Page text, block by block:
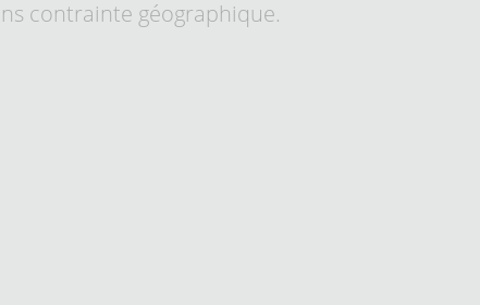
contrainte géographique.